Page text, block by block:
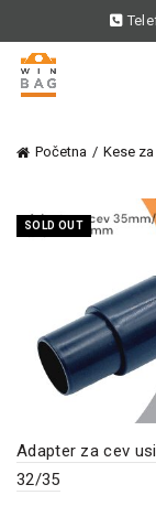
Početna Kese
SOLD OUT
Adapter za cev
32/35